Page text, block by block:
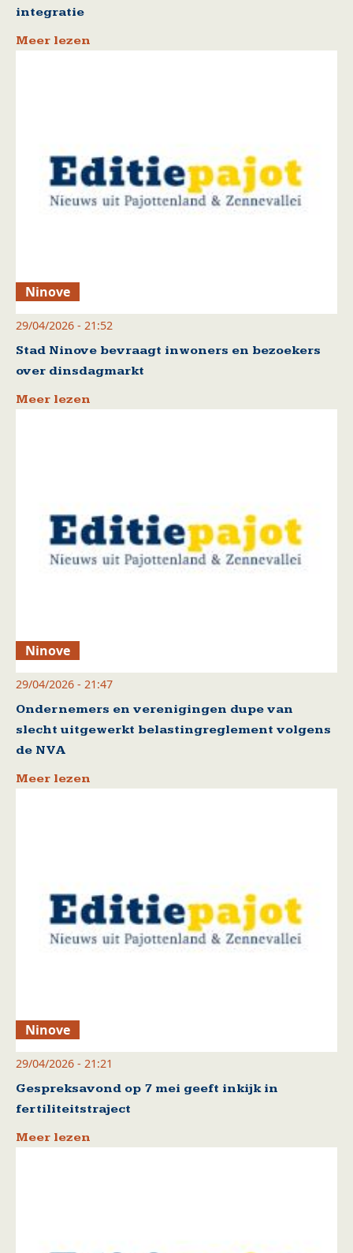
integratie
Meer lezen
Ninove
29/04/2026 - 21:52
Stad Ninove bevraagt inwoners en bezoekers
over dinsdagmarkt
Meer lezen
Ninove
29/04/2026 - 21:47
Ondernemers en verenigingen dupe van
slecht uitgewerkt belastingreglement volgens
de NVA
Meer lezen
Ninove
29/04/2026 - 21:21
Gespreksavond op 7 mei geeft inkijk in
fertiliteitstraject
Meer lezen